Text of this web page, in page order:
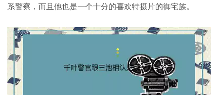
系警察，而且他也是一个十分的喜欢特摄片的御宅族。